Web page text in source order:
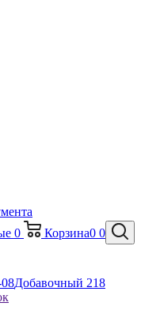
0 Корзина0 0
Добавочный 218